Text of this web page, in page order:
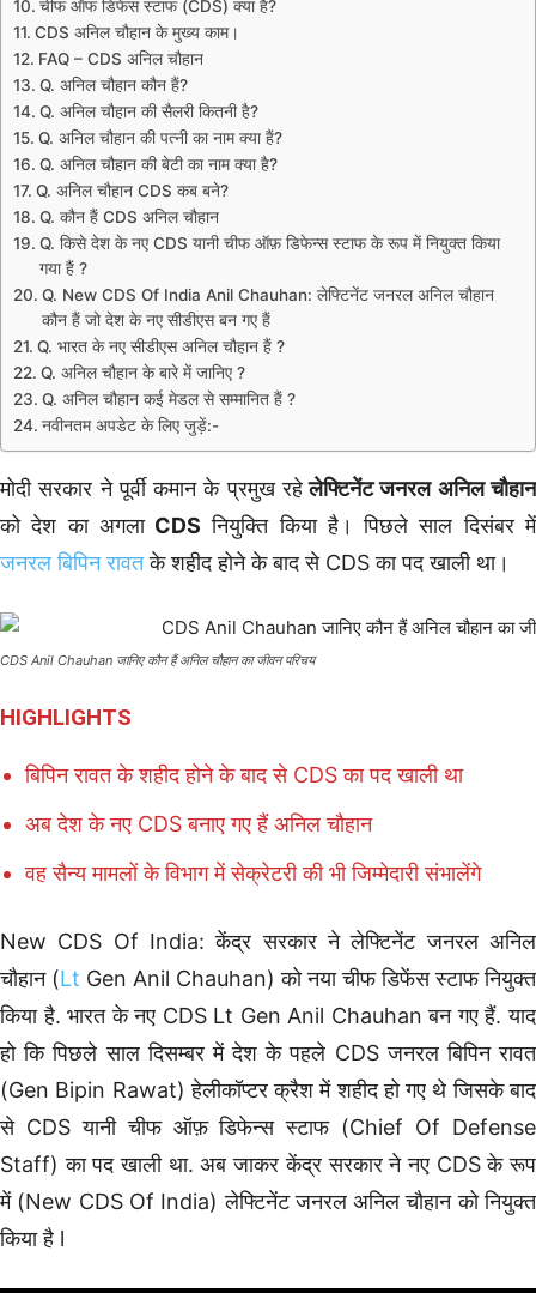
चीफ ऑफ डिफेंस स्टाफ (CDS) क्या है?
CDS अनिल चौहान के मुख्य काम।
FAQ – CDS अनिल चौहान
Q. अनिल चौहान कौन हैं?
Q. अनिल चौहान की सैलरी कितनी है?
Q. अनिल चौहान की पत्नी का नाम क्या हैं?
Q. अनिल चौहान की बेटी का नाम क्या है?
Q. अनिल चौहान CDS कब बने?
Q. कौन हैं CDS अनिल चौहान
Q. किसे देश के नए CDS यानी चीफ ऑफ़ डिफेन्स स्टाफ के रूप में नियुक्त किया
गया हैं ?
Q. New CDS Of India Anil Chauhan: लेफ्टिनेंट जनरल अनिल चौहान
कौन हैं जो देश के नए सीडीएस बन गए हैं
Q. भारत के नए सीडीएस अनिल चौहान हैं ?
Q. अनिल चौहान के बारे में जानिए ?
Q. अनिल चौहान कई मेडल से सम्मानित हैं ?
नवीनतम अपडेट के लिए जुड़ें:-
मोदी सरकार ने पूर्वी कमान के प्रमुख रहेलेफ्टिनेंट जनरल अनिल चौहान
को देश का अगलाCDS नियुक्ति किया है। पिछले साल दिसंबर में
जनरल बिपिन रावतके शहीद होने के बाद से CDS का पद खाली था।
CDS Anil Chauhan जानिए कौन हैं अनिल चौहान का जीवन परिचय
HIGHLIGHTS
बिपिन रावत के शहीद होने के बाद से CDS का पद खाली था
अब देश के नए CDS बनाए गए हैं अनिल चौहान
वह सैन्य मामलों के विभाग में सेक्रेटरी की भी जिम्मेदारी संभालेंगे
New CDS Of India: केंद्र सरकार ने लेफ्टिनेंट जनरल अनिल
चौहान (Lt Gen Anil Chauhan) को नया चीफ डिफेंस स्टाफ नियुक्त
किया है. भारत के नए CDS Lt Gen Anil Chauhan बन गए हैं. याद
हो कि पिछले साल दिसम्बर में देश के पहले CDS जनरल बिपिन रावत
(Gen Bipin Rawat) हेलीकॉप्टर क्रैश में शहीद हो गए थे जिसके बाद
से CDS यानी चीफ ऑफ़ डिफेन्स स्टाफ (Chief Of Defense
Staff) का पद खाली था. अब जाकर केंद्र सरकार ने नए CDS के रूप
में (New CDS Of India) लेफ्टिनेंट जनरल अनिल चौहान को नियुक्त
किया है l